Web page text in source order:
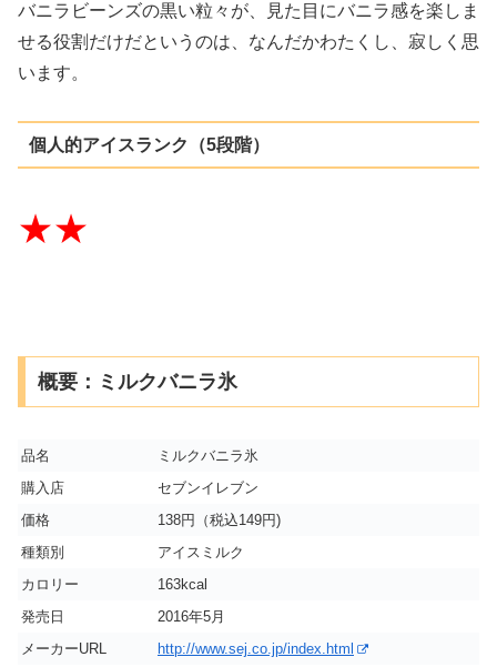
バニラビーンズの黒い粒々が、見た目にバニラ感を楽しま
せる役割だけだというのは、なんだかわたくし、寂しく思
います。
個人的アイスランク（5段階）
★★
概要：ミルクバニラ氷
品名
ミルクバニラ氷
購入店
セブンイレブン
価格
138円（税込149円)
種類別
アイスミルク
カロリー
163kcal
発売日
2016年5月
メーカーURL
http://www.sej.co.jp/index.html